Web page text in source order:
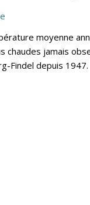
moyenne
chaudes jamais
Findel depuis 1947.